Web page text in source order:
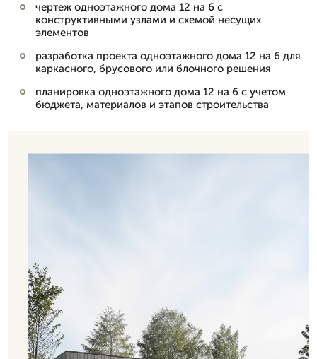
чертеж одноэтажного дома 12 на 6 с
конструктивными узлами и схемой несущих
элементов
разработка проекта одноэтажного дома 12 на 6 для
каркасного, брусового или блочного решения
планировка одноэтажного дома 12 на 6 с учетом
бюджета, материалов и этапов строительства